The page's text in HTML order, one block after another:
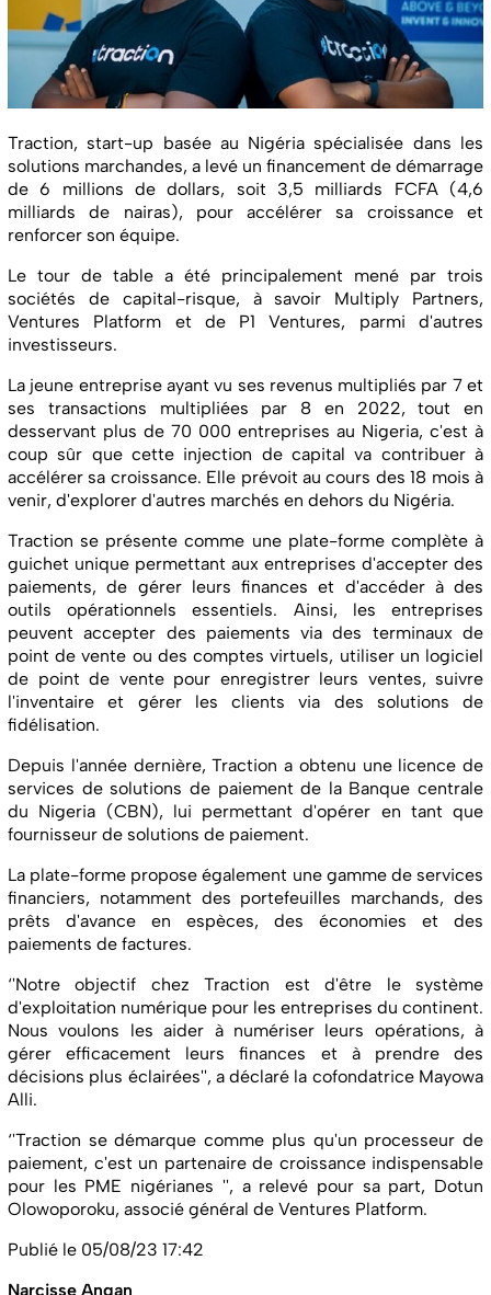
Traction, start-up basée au Nigéria spécialisée dans les
solutions marchandes, a levé un financement de démarrage
de 6 millions de dollars, soit 3,5 milliards FCFA (4,6
milliards de nairas), pour accélérer sa croissance et
renforcer son équipe.
Le tour de table a été principalement mené par trois
sociétés de capital-risque, à savoir Multiply Partners,
Ventures Platform et de P1 Ventures, parmi d'autres
investisseurs.
La jeune entreprise ayant vu ses revenus multipliés par 7 et
ses transactions multipliées par 8 en 2022, tout en
desservant plus de 70 000 entreprises au Nigeria, c'est à
coup sûr que cette injection de capital va contribuer à
accélérer sa croissance. Elle prévoit au cours des 18 mois à
venir, d'explorer d'autres marchés en dehors du Nigéria.
Traction se présente comme une plate-forme complète à
guichet unique permettant aux entreprises d'accepter des
paiements, de gérer leurs finances et d'accéder à des
outils opérationnels essentiels. Ainsi, les entreprises
peuvent accepter des paiements via des terminaux de
point de vente ou des comptes virtuels, utiliser un logiciel
de point de vente pour enregistrer leurs ventes, suivre
l'inventaire et gérer les clients via des solutions de
fidélisation.
Depuis l'année dernière, Traction a obtenu une licence de
services de solutions de paiement de la Banque centrale
du Nigeria (CBN), lui permettant d'opérer en tant que
fournisseur de solutions de paiement.
La plate-forme propose également une gamme de services
financiers, notamment des portefeuilles marchands, des
prêts d'avance en espèces, des économies et des
paiements de factures.
‘'Notre objectif chez Traction est d'être le système
d'exploitation numérique pour les entreprises du continent.
Nous voulons les aider à numériser leurs opérations, à
gérer efficacement leurs finances et à prendre des
décisions plus éclairées'', a déclaré la cofondatrice Mayowa
Alli.
‘'Traction se démarque comme plus qu'un processeur de
paiement, c'est un partenaire de croissance indispensable
pour les PME nigérianes '', a relevé pour sa part, Dotun
Olowoporoku, associé général de Ventures Platform.
Publié le 05/08/23 17:42
Narcisse Angan